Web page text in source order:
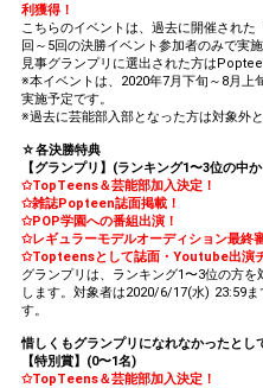
利獲得！
こちらのイベントは、過去に開催され
回～5回の決勝イベント参加者のみで実施
見事グランプリに選出された方は
※本イベントは、2020年7月下旬～8月
実施予定です。
※過去に芸能部入部となった方は対象外と
☆各決勝特典
【グランプリ】(ランキング1〜3位の中
✩TopTeens＆芸能部加入決定！
✩雑誌Popteen誌面掲載！
✩POP学園への番組出演！
✩レギュラーモデルオーディション最終
✩Topteensとして誌面・Youtube出演
グランプリは、ランキング1〜3位の方
します。対象者は2020/6/17(水) 23:59
す。
惜しくもグランプリになれなかったとし
【特別賞】(0〜1名)
✩TopTeens＆芸能部加入決定！